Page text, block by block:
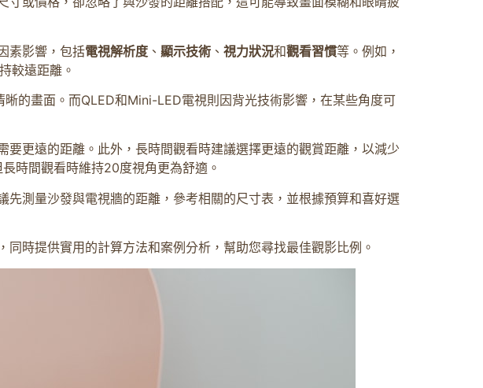
素影響，包括電視解析度 、 顯示技術 、 視力狀況和觀看習慣等。例如，
較遠距離。
的畫面。而QLED和Mini-LED電視則因背光技術影響，在某些角度可
更遠的距離。此外，長時間觀看時建議選擇更遠的觀賞距離，以減少
時間觀看時維持20度視角更為舒適。
測量沙發與電視牆的距離，參考相關的尺寸表，並根據預算和喜好選
時提供實用的計算方法和案例分析，幫助您尋找最佳觀影比例。